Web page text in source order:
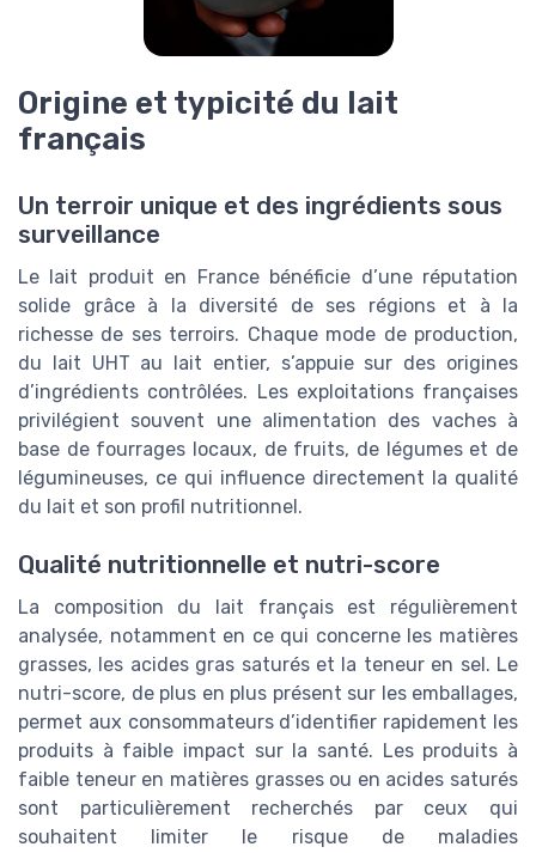
Origine et typicité du lait
français
Un terroir unique et des ingrédients sous
surveillance
Le lait produit en France bénéficie d’une réputation
solide grâce à la diversité de ses régions et à la
richesse de ses terroirs. Chaque mode de production,
du lait UHT au lait entier, s’appuie sur des origines
d’ingrédients contrôlées. Les exploitations françaises
privilégient souvent une alimentation des vaches à
base de fourrages locaux, de fruits, de légumes et de
légumineuses, ce qui influence directement la qualité
du lait et son profil nutritionnel.
Qualité nutritionnelle et nutri-score
La composition du lait français est régulièrement
analysée, notamment en ce qui concerne les matières
grasses, les acides gras saturés et la teneur en sel. Le
nutri-score, de plus en plus présent sur les emballages,
permet aux consommateurs d’identifier rapidement les
produits à faible impact sur la santé. Les produits à
faible teneur en matières grasses ou en acides saturés
sont particulièrement recherchés par ceux qui
souhaitent limiter le risque de maladies